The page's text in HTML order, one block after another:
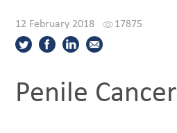
12 February 2018 17875
Penile Cancer